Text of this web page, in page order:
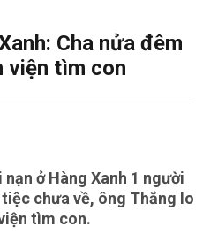
Cha nửa đêm
viện tìm con
ở Hàng Xanh 1 người
chưa về, ông Thắng lo
tìm con.